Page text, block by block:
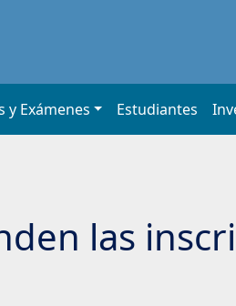
y Exámenes Estudiantes
las